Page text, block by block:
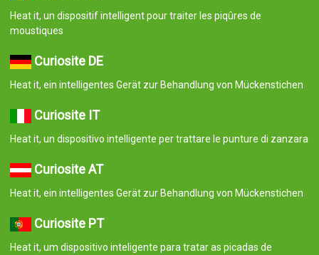
Heat it, un dispositif intelligent pour traiter les piqûres de
moustiques
Curiosite DE
Heat it, ein intelligentes Gerät zur Behandlung von Mückenstichen
Curiosite IT
Heat it, un dispositivo intelligente per trattare le punture di zanzara
Curiosite AT
Heat it, ein intelligentes Gerät zur Behandlung von Mückenstichen
Curiosite PT
Heat it, um dispositivo inteligente para tratar as picadas de